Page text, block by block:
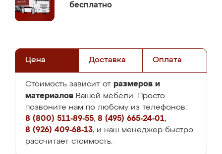
бесплатно
Цена Доставка Оплата
Стоимость зависит от размеров и
материалов Вашей мебели. Просто
позвоните нам по любому из телефонов:
8 (800) 511-89-55, 8 (495) 665-24-01,
8 (926) 409-68-13, и наш менеджер быстро
рассчитает стоимость.